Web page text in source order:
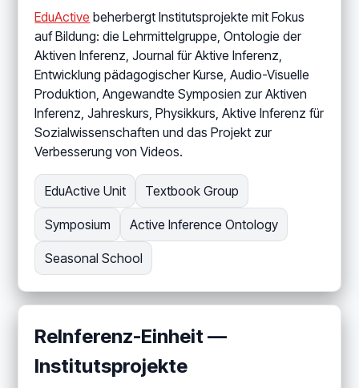
EduActive beherbergt Institutsprojekte mit Fokus
auf Bildung: die Lehrmittelgruppe, Ontologie der
Aktiven Inferenz, Journal für Aktive Inferenz,
Entwicklung pädagogischer Kurse, Audio-Visuelle
Produktion, Angewandte Symposien zur Aktiven
Inferenz, Jahreskurs, Physikkurs, Aktive Inferenz für
Sozialwissenschaften und das Projekt zur
Verbesserung von Videos.
EduActive Unit Textbook Group
Symposium Active Inference Ontology
Seasonal School
ReInferenz-Einheit —
Institutsprojekte